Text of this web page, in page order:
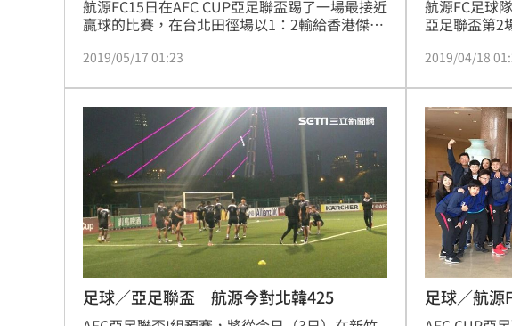
台灣彩券開獎直播中 20:31
LIVE三立+24小時直播
三立iNEWS新聞台線上直播 18:00
台彩父親節推新刮刮樂千萬頭獎超「爸」氣 12:00
商場戰國來臨 台中「頂奢大道」逐漸成形 12:00
「拍片人的多重宇宙」職涯論壇9/12登場！ 10:30
8國球員齊聚高雄 Formosa 7s掀足球熱潮 10:00
理想混蛋號召粉絲跨海追星吃美食！
航源FC15日在AFC CUP亞足聯盃踢了一場最接近
贏球的比賽，在台北田徑場以1：2輸給香港傑志
灣的足球現況，用籃球、棒球式的去看球隊幾連
台灣一起給點掌聲才應該。
2019/05/17 01:23
航源FC足球
亞足聯盃第2
425在同組的
2019/04/18
足球／亞足聯盃 航源今對北韓425 足球／航源